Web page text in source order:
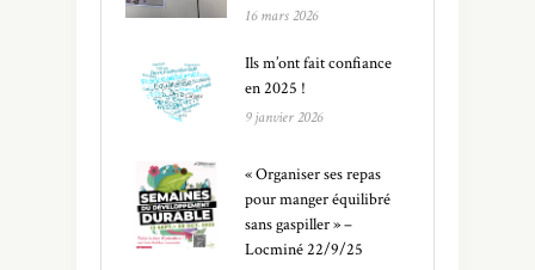
16 mars 2026
Ils m’ont fait confiance
en 2025 !
9 janvier 2026
« Organiser ses repas
pour manger équilibré
sans gaspiller » –
Locminé 22/9/25